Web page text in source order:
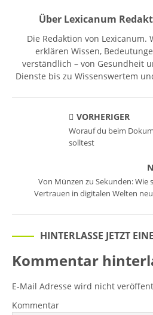
Über Lexicanum
Die Redaktion von
erklären Wissen,
verständlich – von Gesundheit
Dienste bis zu Wissenswertem
VORHERIGER
Worauf du beim
solltest
Von Münzen zu Sekunden: Wie
Vertrauen in digitalen Welten
HINTERLASSE JETZT
Kommentar
E-Mail Adresse wird nicht
Kommentar